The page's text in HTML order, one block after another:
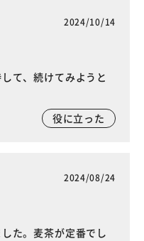
2024/10/14
て、続けてみようと
役に立った
2024/08/24
た。麦茶が定番でし